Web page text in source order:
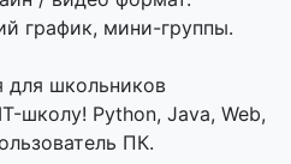
график, мини-группы.
для школьников
школу! Python, Java, Web,
ПК.